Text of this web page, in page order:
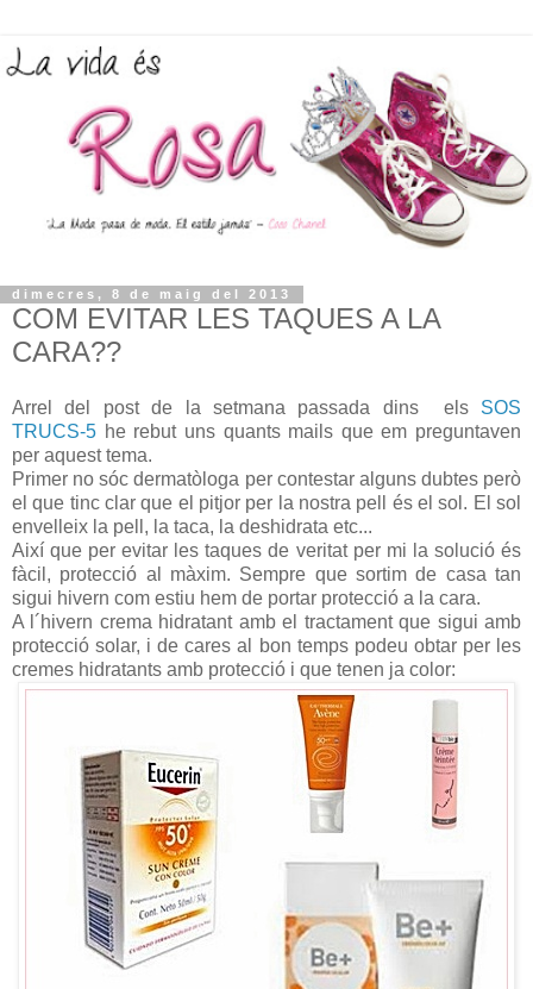
dimecres, 8 de maig del 2013
COM EVITAR LES TAQUES A LA
CARA??
Arrel del post de la setmana passada dins els SOS
TRUCS-5 he rebut uns quants mails que em preguntaven
per aquest tema.
Primer no sóc dermatòloga per contestar alguns dubtes però
el que tinc clar que el pitjor per la nostra pell és el sol. El sol
envelleix la pell, la taca, la deshidrata etc...
Així que per evitar les taques de veritat per mi la solució és
fàcil, protecció al màxim. Sempre que sortim de casa tan
sigui hivern com estiu hem de portar protecció a la cara.
A l´hivern crema hidratant amb el tractament que sigui amb
protecció solar, i de cares al bon temps podeu obtar per les
cremes hidratants amb protecció i que tenen ja color: